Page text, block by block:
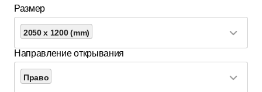
Размер
2050 x 1200 (mm)
Направление открывания
Право